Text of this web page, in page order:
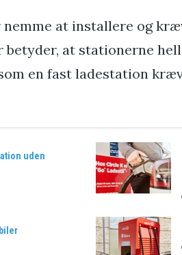
at installere og
betyder, at stationerne
en fast ladestation
uden